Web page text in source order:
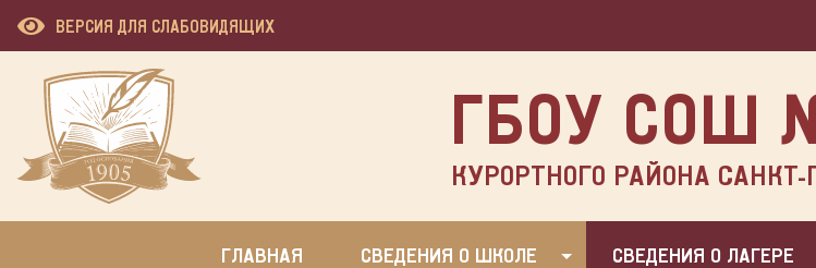
ВЕРСИЯ ДЛЯ СЛАБОВИДЯЩИХ
ГБОУ СОШ
КУРОРТНОГО РАЙОНА САНКТ-
ГЛАВНАЯ СВЕДЕНИЯ О ШКОЛЕ СВЕДЕНИЯ О ЛАГЕРЕ